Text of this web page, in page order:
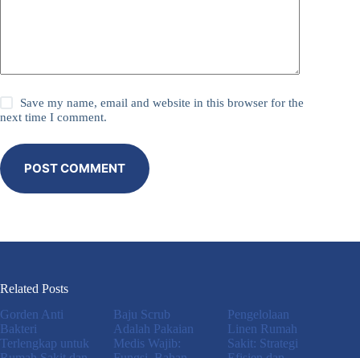
Save my name, email and website in this browser for the
next time I comment.
POST COMMENT
Related Posts
Gorden Anti
Bakteri
Terlengkap untuk
Baju Scrub
Adalah Pakaian
Medis Wajib:
Pengelolaan
Linen Rumah
Sakit: Strategi